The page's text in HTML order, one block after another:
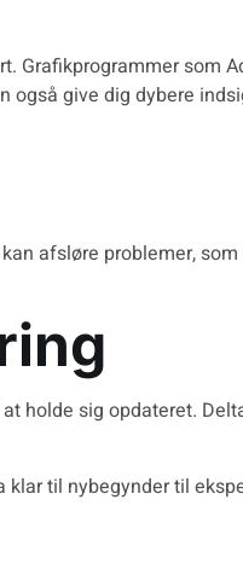
som
også give dig dybere
afsløre problemer,
holde sig opdateret.
til nybegynder til